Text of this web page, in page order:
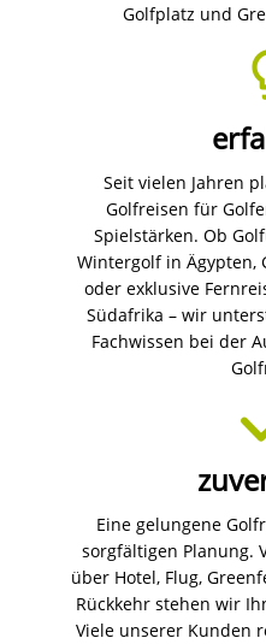
Golfplatz und
Seit vielen Jahren
Golfreisen für
Spielstärken. Ob
Wintergolf in Ägypten,
oder exklusive
Südafrika – wir
Fachwissen bei der
Eine gelungene
sorgfältigen Planung.
über Hotel, Flug,
Rückkehr stehen wir
Viele unserer Kunden